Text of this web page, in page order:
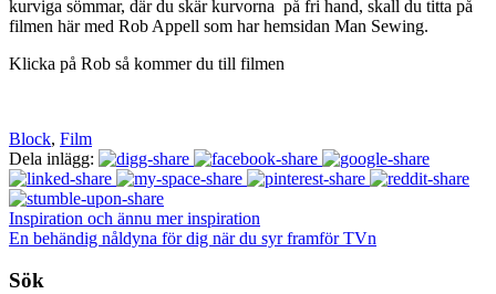
kurviga sömmar, där du skär kurvorna på fri hand, skall du titta på
filmen här med Rob Appell som har hemsidan Man Sewing.
Klicka på Rob så kommer du till filmen
Block, Film
Dela inlägg:
Inspiration och ännu mer inspiration
En behändig nåldyna för dig när du syr framför TVn
Sök